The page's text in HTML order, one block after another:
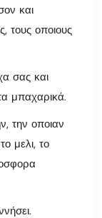
και
τους οποιους
σας και
μπαχαρικά.
την οποιαν
μελι, το